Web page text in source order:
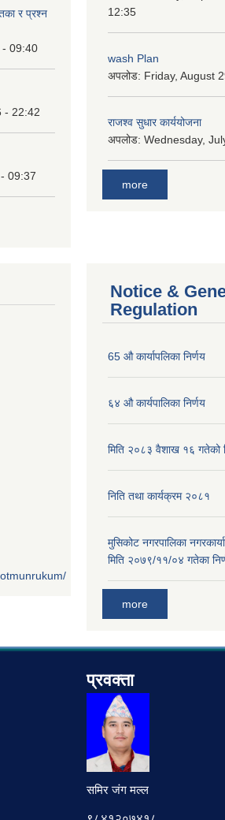
र प्रश्न
- 09:40
- 22:42
09:37
12:35
wash Plan
अपलोड: Friday, August
राजश्व सुधार कार्ययोजना
अपलोड: Wednesday,
more
Notice &
Regulation
65 औ कार्यापलिका निर्णय
६४ औ कार्यपालिका निर्णय
मिति २०८३ वैशाख १६ गतेको
निति तथा कार्यक्रम २०८१
मुसिकोट नगरपालिका
मिति २०७९/११/०४ गतेका
more
प्रवक्ता
समिर जंग मल्ल